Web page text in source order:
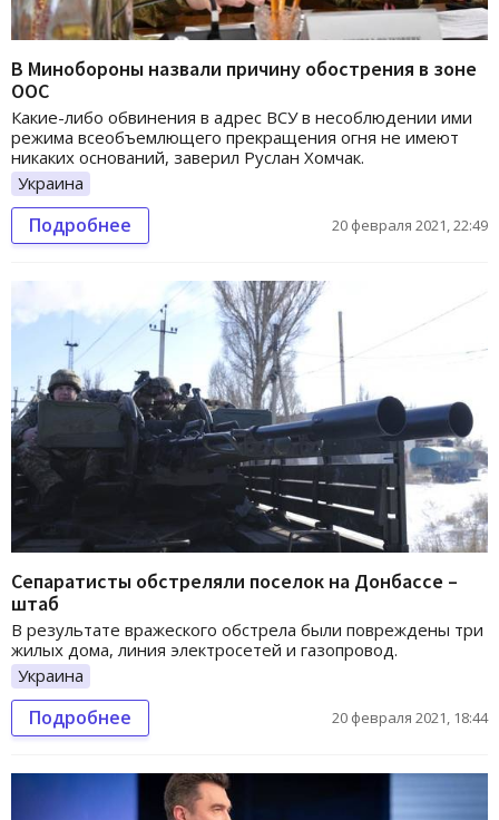
В Минобороны назвали причину обострения в зоне
ООС
Какие-либо обвинения в адрес ВСУ в несоблюдении ими
режима всеобъемлющего прекращения огня не имеют
никаких оснований, заверил Руслан Хомчак.
Украина
Подробнее 20 февраля 2021, 22:49
Сепаратисты обстреляли поселок на Донбассе –
штаб
В результате вражеского обстрела были повреждены три
жилых дома, линия электросетей и газопровод.
Украина
Подробнее 20 февраля 2021, 18:44